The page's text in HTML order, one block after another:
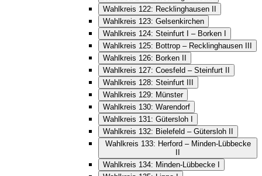
Wahlkreis 122: Recklinghausen II
Wahlkreis 123: Gelsenkirchen
Wahlkreis 124: Steinfurt I – Borken I
Wahlkreis 125: Bottrop – Recklinghausen III
Wahlkreis 126: Borken II
Wahlkreis 127: Coesfeld – Steinfurt II
Wahlkreis 128: Steinfurt III
Wahlkreis 129: Münster
Wahlkreis 130: Warendorf
Wahlkreis 131: Gütersloh I
Wahlkreis 132: Bielefeld – Gütersloh II
Wahlkreis 133: Herford – Minden-Lübbecke
Wahlkreis 134: Minden-Lübbecke I